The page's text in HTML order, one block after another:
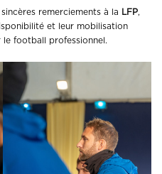
sincères remerciements à la LFP,
et leur mobilisation
le football professionnel.